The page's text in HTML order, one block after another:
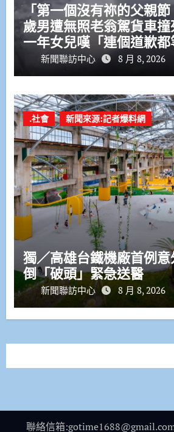
「第一個沒有祢的父親
歲男遭無照老翁駕貨車
一年女兒嘆「連個道歉都
新聞聯訪中心 8 月 8, 2026
.社會 新聞來源:記者爆料網
獨／高雄台鐵機廠首例
倒「破頭」緊急送醫
新聞聯訪中心 8 月 8, 2026
聯絡信箱